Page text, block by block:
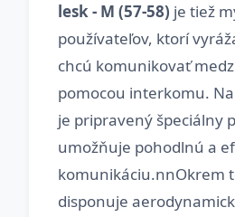
lesk - M (57-58) je tiež
používateľov, ktorí
chcú komunikovať
pomocou interkomu.
je pripravený špeciálny
umožňuje pohodlnú a
komunikáciu.nnOkrem
disponuje